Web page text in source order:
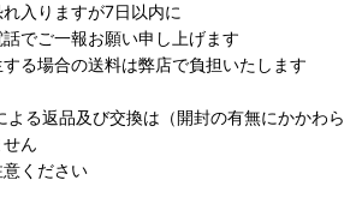
入りますが7日以内に
でご一報お願い申し上げます
る場合の送料は弊店で負担いたします
よる返品及び交換は（開封の有無にかかわら
ん
ください